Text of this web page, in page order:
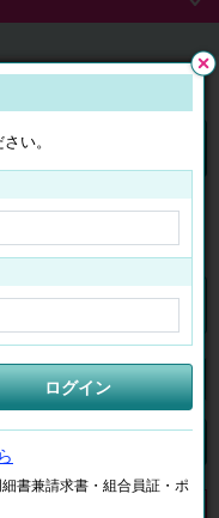
ログイン
マイページ
検索
取扱いしておりません。
い。
ログイン
書兼請求書・組合員証・ポ